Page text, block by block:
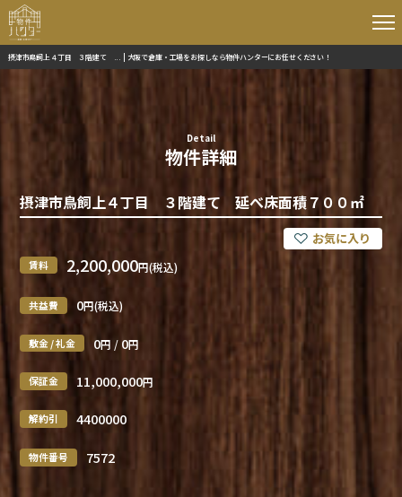
摂津市鳥飼上４丁目 ３階建て ... | 大阪で倉庫・工場をお探しなら物件ハンターにお任せください！
Detail
物件詳細
摂津市鳥飼上４丁目 ３階建て 延べ床面積７００㎡
賃料 2,200,000円(税込)
共益費 0円(税込)
敷金 / 礼金 0円 / 0円
保証金 11,000,000円
解約引 4400000
物件番号 7572